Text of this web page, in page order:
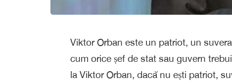
Viktor Orban este un patriot, un
cum orice șef de stat sau guvern
la Viktor Orban, dacă nu ești patriot,